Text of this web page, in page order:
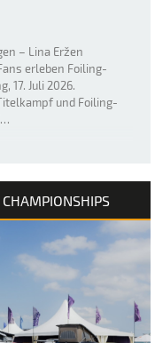
– Lina Eržen
erleben Foiling-
17. Juli 2026.
und Foiling-